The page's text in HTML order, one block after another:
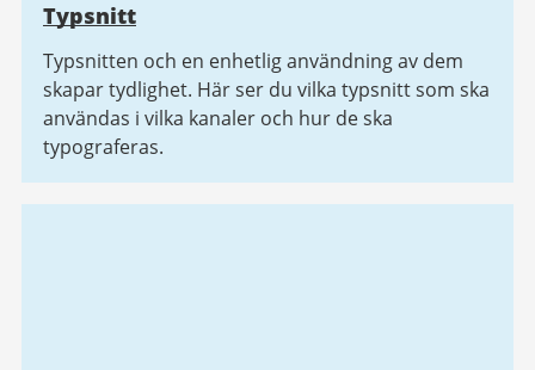
Typsnitt
Typsnitten och en enhetlig användning av dem
skapar tydlighet. Här ser du vilka typsnitt som ska
användas i vilka kanaler och hur de ska
typograferas.